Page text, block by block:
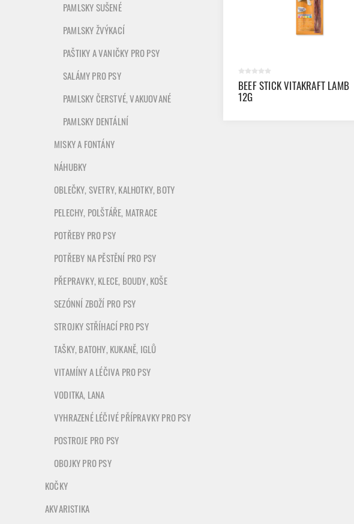
BEEF STICK VITAKRAFT LAMB
12G
PAMLSKY SUŠENÉ
PAMLSKY ŽVÝKACÍ
PAŠTIKY A VANIČKY PRO PSY
SALÁMY PRO PSY
PAMLSKY ČERSTVÉ, VAKUOVANÉ
PAMLSKY DENTÁLNÍ
MISKY A FONTÁNY
NÁHUBKY
OBLEČKY, SVETRY, KALHOTKY, BOTY
PELECHY, POLŠTÁŘE, MATRACE
POTŘEBY PRO PSY
POTŘEBY NA PĚSTĚNÍ PRO PSY
PŘEPRAVKY, KLECE, BOUDY, KOŠE
SEZÓNNÍ ZBOŽÍ PRO PSY
STROJKY STŘÍHACÍ PRO PSY
TAŠKY, BATOHY, KUKANĚ, IGLŮ
VITAMÍNY A LÉČIVA PRO PSY
VODITKA, LANA
VYHRAZENÉ LÉČIVÉ PŘÍPRAVKY PRO PSY
POSTROJE PRO PSY
OBOJKY PRO PSY
KOČKY
AKVARISTIKA